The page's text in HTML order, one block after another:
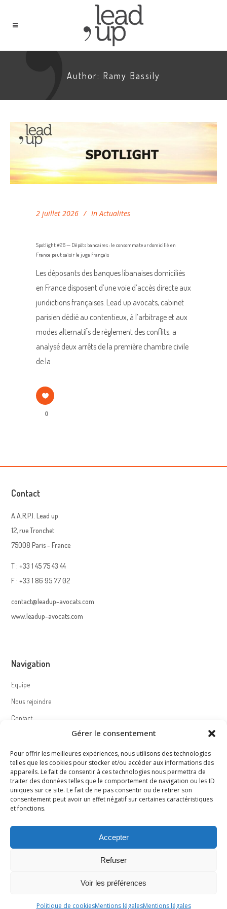
Gérer le consentement
Pour offrir les meilleures expériences, nous utilisons des technologies
telles que les cookies pour stocker et/ou accéder aux informations des
appareils. Le fait de consentir à ces technologies nous permettra de
traiter des données telles que le comportement de navigation ou les ID
uniques sur ce site. Le fait de ne pas consentir ou de retirer son
consentement peut avoir un effet négatif sur certaines caractéristiques
et fonctions.
Accepter
Refuser
Voir les préférences
Politique de cookiesMentions légalesMentions légales
Author: Ramy Bassily
2 juillet 2026 In Actualites
Spotlight #26 — Dépôts bancaires : le consommateur domicilié en
France peut saisir le juge français
Les déposants des banques libanaises domiciliés
en France disposent d’une voie d’accès directe aux
juridictions françaises. Lead up avocats, cabinet
parisien dédié au contentieux, à l’arbitrage et aux
modes alternatifs de règlement des conflits, a
analysé deux arrêts de la première chambre civile
de la
0
Contact
A.A.R.P.I. Lead up
12, rue Tronchet
75008 Paris - France
T : +33 1 45 75 43 44
F : +33 1 86 95 77 02
contact@leadup-avocats.com
www.leadup-avocats.com
Navigation
Equipe
Nous rejoindre
Contact
Politique de cookies (UE)
Nous suivre – Follow us
Mentions légales – Legal notice